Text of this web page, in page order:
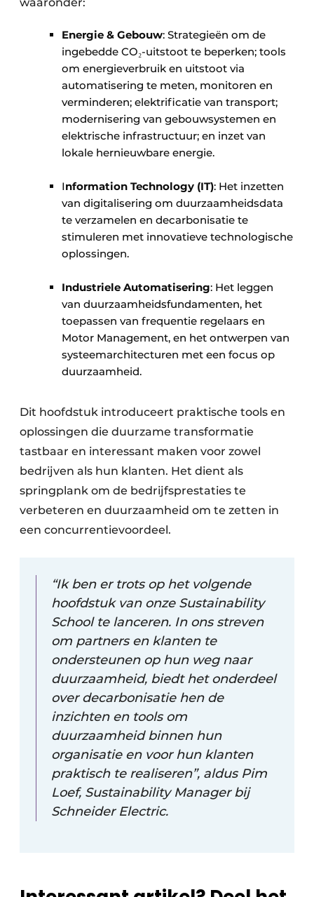
Energie & Gebouw: Strategieën om de
ingebedde CO₂-uitstoot te beperken; tools
om energieverbruik en uitstoot via
automatisering te meten, monitoren en
verminderen; elektrificatie van transport;
modernisering van gebouwsystemen en
elektrische infrastructuur; en inzet van
lokale hernieuwbare energie. ​ ​
Information Technology (IT): Het inzetten
van digitalisering om duurzaamheidsdata
te verzamelen en decarbonisatie te
stimuleren met innovatieve technologische
oplossingen. ​ ​
Industriele Automatisering: Het leggen
van duurzaamheidsfundamenten, het
toepassen van frequentie regelaars en
Motor Management, en het ontwerpen van
systeemarchitecturen met een focus op
duurzaamheid.
Dit hoofdstuk introduceert praktische tools en
oplossingen die duurzame transformatie
tastbaar en interessant maken voor zowel
bedrijven als hun klanten. Het dient als
springplank om de bedrijfsprestaties te
verbeteren en duurzaamheid om te zetten in
een concurrentievoordeel.
“Ik ben er trots op het volgende
hoofdstuk van onze Sustainability
School te lanceren. In ons streven
om partners en klanten te
ondersteunen op hun weg naar
duurzaamheid, biedt het onderdeel
over decarbonisatie hen de
inzichten en tools om
duurzaamheid binnen hun
organisatie en voor hun klanten
praktisch te realiseren”, aldus Pim
Loef, Sustainability Manager bij
Schneider Electric.